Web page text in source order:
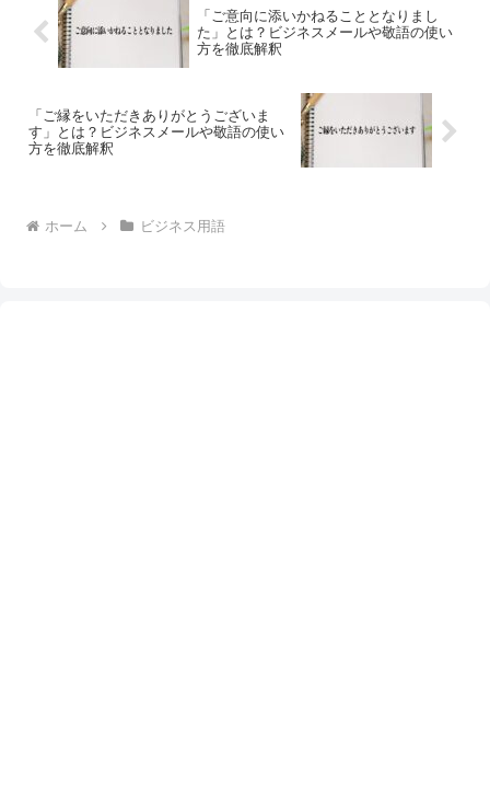
「ご意向に添いかねることとなりまし
た」とは？ビジネスメールや敬語の使い
方を徹底解釈
「ご縁をいただきありがとうございま
す」とは？ビジネスメールや敬語の使い
方を徹底解釈
ホーム ビジネス用語